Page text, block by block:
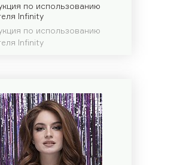
по использованию
Infinity
по использованию
Infinity